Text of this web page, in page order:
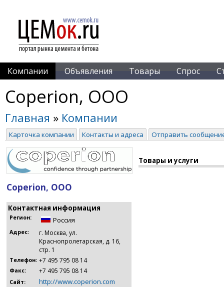
Компании Объявления Товары Спрос
Coperion, ООО
Главная » Компании
Карточка компании Контакты и адреса Отправить
Coperion, ООО
Контактная информация
Регион: Россия
Адрес:
г. Москва, ул.
Краснопролетарская, д. 16,
стр. 1
Телефон: +7 495 795 08 14
Факс: +7 495 795 08 14
Сайт:
http://www.coperion.com
Товары и услуги